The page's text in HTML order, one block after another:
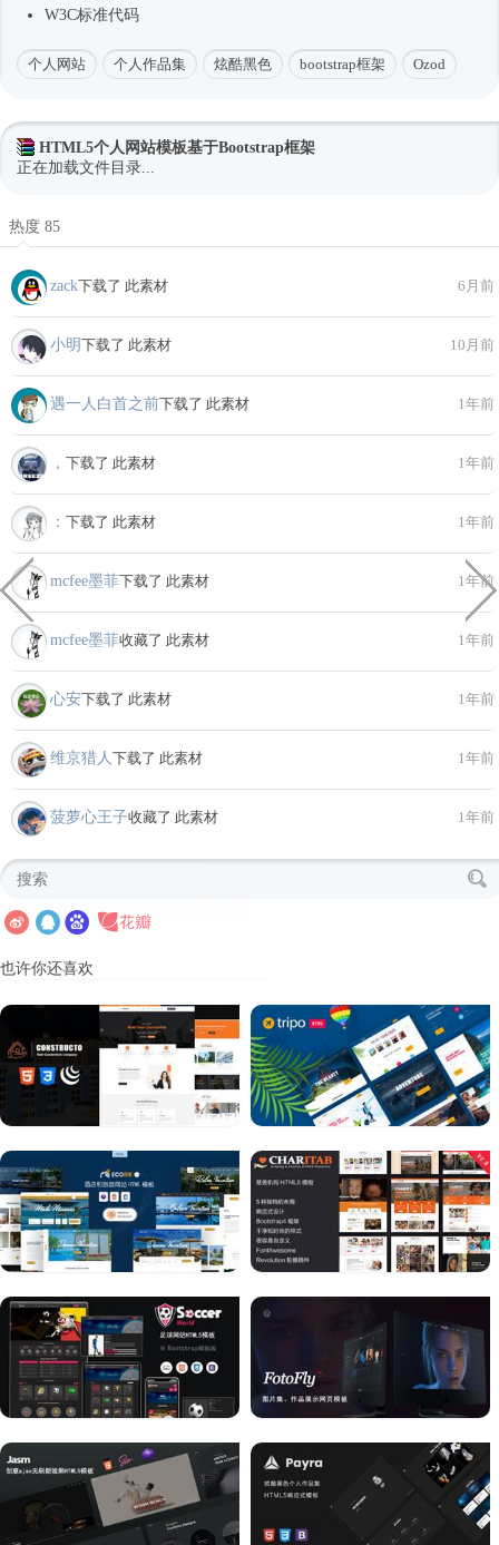
W3C标准代码
个人网站 个人作品集 炫酷黑色 bootstrap框架 Ozod
HTML5个人网站模板基于Bootstrap框架
正在加载文件目录...
热度 85
zack下载了 此素材 6月前
小明下载了 此素材 10月前
遇一人白首之前下载了 此素材 1年前
， 下载了 此素材 1年前
： 下载了 此素材 1年前
mcfee墨菲下载了 此素材 1年前
mcfee墨菲收藏了 此素材 1年前
心安下载了 此素材 1年前
维京猎人 下载了 此素材 1年前
菠萝心王子收藏了 此素材 1年前
也许你还喜欢